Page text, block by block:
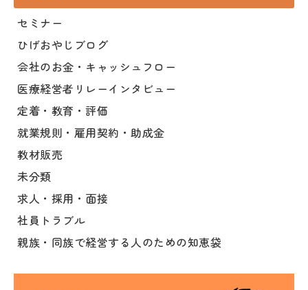
セミナー
ひげおやじブログ
会社のお金・キャッシュフロー
医療経営者リレーインタビュー
定着・教育・評価
就業規則・雇用契約・助成金
教材販売
未分類
求人・採用・面接
社員トラブル
親族・同族で経営する人のための知恵袋